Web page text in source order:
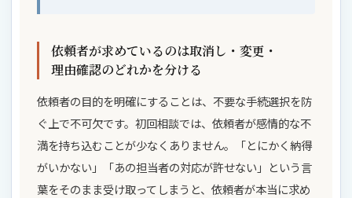
依頼者が求めているのは取消し・変更・
理由確認のどれかを分ける
依頼者の目的を明確にすることは、不要な手続選択を防
ぐ上で不可欠です。初回相談では、依頼者が感情的な不
満を持ち込むことが少なくありません。「とにかく納得
がいかない」「あの担当者の対応が許せない」という言
葉をそのまま受け取ってしまうと、依頼者が本当に求め